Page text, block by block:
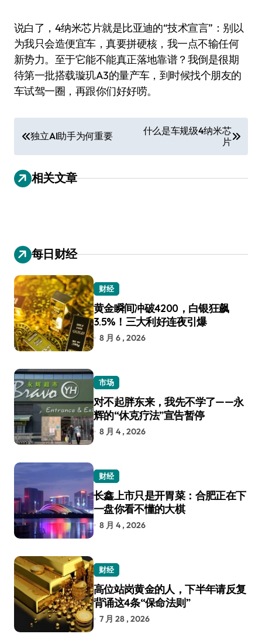
说白了，4纳米芯片就是比亚迪的“技术宣言”：别以
为我只会造便宜车，真要拼硬核，我一点不输任何
新势力。至于它能不能真正落地靠谱？我倒是很期
待第一批搭载璇玑A3的量产车，到时候找个朋友的
车试驾一圈，再跟你们好好唠。
章
导
航
独立AI助手为何重要
什么是车规级4纳米芯
片
相关文章
每日财经
财经
黄金瞬间冲破4200，白银狂飙
3.5%！三大利好连夜引爆
8 月 6 , 2026
市场
对不起胖东来，我先不学了——永
辉的“休克疗法”宣告暂停
8 月 4 , 2026
财经
长鑫上市只是开胃菜：合肥正在下
一盘你看不懂的大棋
8 月 4 , 2026
财经
高位站岗黄金的人，下半年请反复
背诵这4条“保命法则”
7 月 28 , 2026